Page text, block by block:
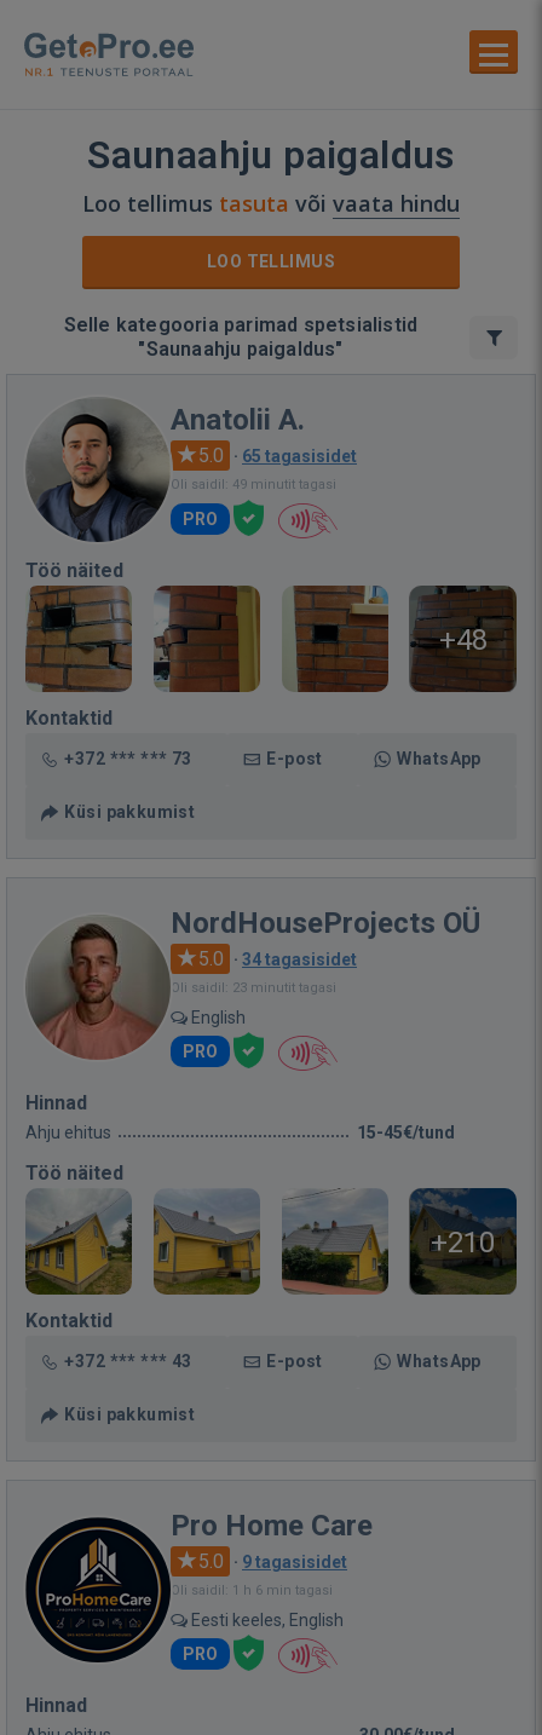
Saunaahju paigaldus
Loo tellimus tasuta või vaata hindu
LOO TELLIMUS
Selle kategooria parimad spetsialistid
"Saunaahju paigaldus"
Anatolii A.
5.0 · 65 tagasisidet
Oli saidil: 49 minutit tagasi
PRO
Töö näited
+48
Kontaktid
+372 *** *** 73 E-post WhatsApp
Küsi pakkumist
NordHouseProjects OÜ
5.0 · 34 tagasisidet
Oli saidil: 23 minutit tagasi
English
PRO
Hinnad
Ahju ehitus 15-45€/tund
Töö näited
+210
Kontaktid
+372 *** *** 43 E-post WhatsApp
Küsi pakkumist
Pro Home Care
5.0 · 9 tagasisidet
Oli saidil: 1 h 6 min tagasi
Eesti keeles, English
PRO
Hinnad